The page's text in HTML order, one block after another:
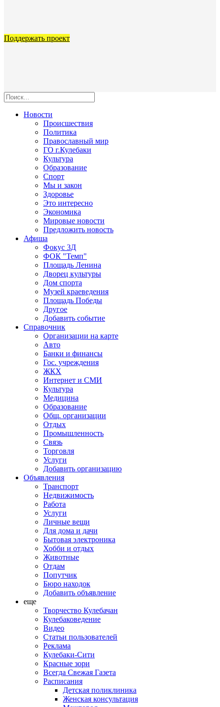
Поддержать проект
Новости
Происшествия
Политика
Православный мир
ГО г.Кулебаки
Культура
Образование
Спорт
Мы и закон
Здоровье
Это интересно
Экономика
Мировые новости
Предложить новость
Афиша
Фокус 3Д
ФОК "Темп"
Площадь Ленина
Дворец культуры
Дом спорта
Музей краеведения
Площадь Победы
Другое
Добавить событие
Справочник
Организации на карте
Авто
Банки и финансы
Гос. учреждения
ЖКХ
Интернет и СМИ
Культура
Медицина
Образование
Общ. организации
Отдых
Промышленность
Связь
Торговля
Услуги
Добавить организацию
Объявления
Транспорт
Недвижимость
Работа
Услуги
Личные вещи
Для дома и дачи
Бытовая электроника
Хобби и отдых
Животные
Отдам
Попутчик
Бюро находок
Добавить объявление
еще
Творчество Кулебачан
Кулебаковедение
Видео
Статьи пользователей
Реклама
Кулебаки-Сити
Красные зори
Всегда Свежая Газета
Расписания
Детская поликлиника
Женская консультация